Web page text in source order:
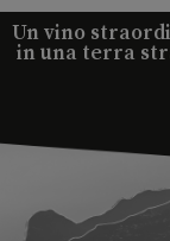
Un vino
in una terra